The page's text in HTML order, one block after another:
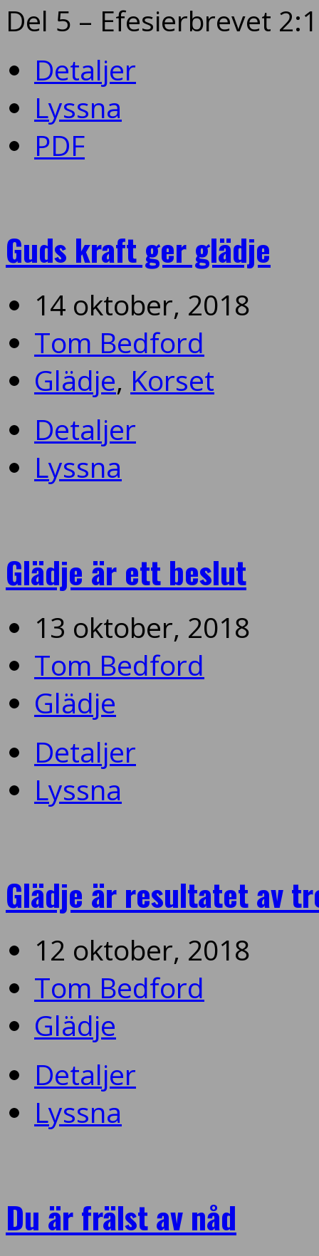
Del 5 – Efesierbrevet
Detaljer
Lyssna
PDF
Guds kraft ger glädje
14 oktober, 2018
Tom Bedford
Glädje, Korset
Detaljer
Lyssna
Glädje är ett beslut
13 oktober, 2018
Tom Bedford
Glädje
Detaljer
Lyssna
Glädje är resultatet av
12 oktober, 2018
Tom Bedford
Glädje
Detaljer
Lyssna
Du är frälst av nåd